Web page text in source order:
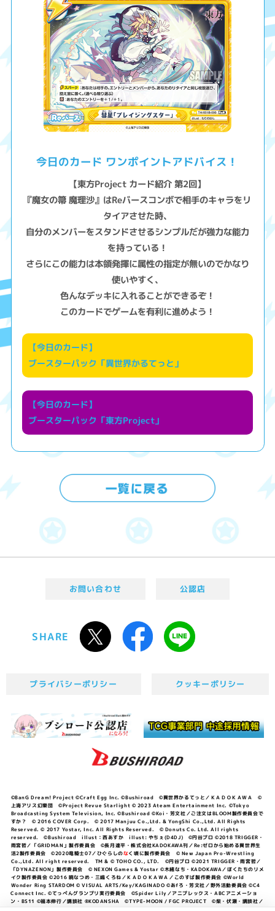
今日のカード ワンポイントアドバイス！
【東方Project カード紹介 第2回】
『魔女の箒 魔理沙』はReバースコンボで相手のキャラをリ
タイアさせた時、
自分のメンバーをスタンドさせるシンプルだが強力な能力
を持っている！
さらにこの能力は本領発揮に属性の指定が無いのでかなり
使いやすく、
色んなデッキに入れることができるぞ！
このカードでゲームを有利に進めよう！
【今日のカード】
ブースターパック「異世界かるてっと」
【今日のカード】
ブースターパック「東方Project」
お問い合わせ 公認店
SHARE
プライバシーポリシー クッキーポリシー
©BanG Dream! Project ©Craft Egg Inc. ©Bushiroad ©異世界かるてっと／ＫＡＤＯＫＡＷＡ ©
上海アリス幻樂団 ©Project Revue Starlight © 2023 Ateam Entertainment Inc. ©Tokyo
Broadcasting System Television, Inc. ©Bushiroad ©Koi・芳文社／ご注文はBLOOM製作委員会で
すか？ © 2016 COVER Corp. © 2017 Manjuu Co.,Ltd. & YongShi Co.,Ltd. All Rights
Reserved. © 2017 Yostar, Inc. All Rights Reserved. © Donuts Co. Ltd. All rights
reserved. ©Bushiroad illust：西あすか illust: やちぇ(D4DJ) ©円谷プロ ©2018 TRIGGER・
雨宮哲／「GRIDMAN」製作委員会 ©長月達平・株式会社KADOKAWA刊／Re:ゼロから始める異世界生
活2製作委員会 ©2020竜騎士07／ひぐらしのなく頃に製作委員会 © New Japan Pro-Wrestling
Co.,Ltd. All right reserved. TM & © TOHO CO., LTD. ©円谷プロ ©2021 TRIGGER・雨宮哲／
「DYNAZENON」製作委員会 © NEXON Games & Yostar ©木緒なち・KADOKAWA／ぼくたちのリメ
イク製作委員会 ©2016 暁なつめ・三嶋くろね／ＫＡＤＯＫＡＷＡ／このすば製作委員会 ©World
Wonder Ring STARDOM © VISUAL ARTS/Key/KAGINADO ©あfろ・芳文社／野外活動委員会 ©C4
Connect Inc. ©てっぺんグランプリ実行委員会 ©Spider Lily／アニプレックス・ABCアニメーショ
ン・BS11 ©福本伸行／講談社 ®KODANSHA ©TYPE-MOON / FGC PROJECT ©柴・伏瀬・講談社／